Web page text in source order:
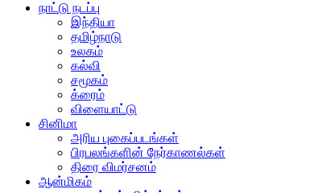
நாட்டு நடப்பு
இந்தியா
தமிழ்நாடு
உலகம்
கல்வி
சமூகம்
க்ரைம்
விளையாட்டு
சினிமா
அரிய புகைப்படங்கள்
பிரபலங்களின் நேர்காணல்கள்
திரை விமர்சனம்
ஆன்மிகம்